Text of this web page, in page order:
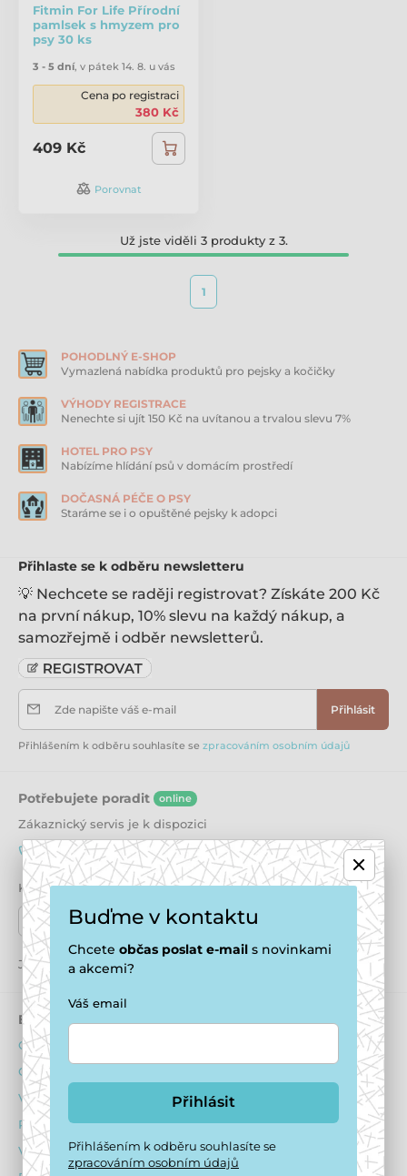
Fitmin For Life Přírodní
pamlsek s hmyzem pro
psy 30 ks
3 - 5 dní, v pátek 14. 8. u vás
Cena po registraci
380 Kč
409 Kč
Porovnat
Už jste viděli 3 produkty z 3.
1
POHODLNÝ E-SHOP
Vymazlená nabídka produktů pro pejsky a kočičky
VÝHODY REGISTRACE
Nenechte si ujít 150 Kč na uvítanou a trvalou slevu 7%
HOTEL PRO PSY
Nabízíme hlídání psů v domácím prostředí
DOČASNÁ PÉČE O PSY
Staráme se i o opuštěné pejsky k adopci
Přihlaste se k odběru newsletteru
💡 Nechcete se raději registrovat? Získáte 200 Kč
na první nákup, 10% slevu na každý nákup, a
samozřejmě i odběr newsletterů.
Zde napište váš e-mail Přihlásit
Přihlášením k odběru souhlasíte se zpracováním osobním údajů
Potřebujete poradit online
Zákaznický servis je k dispozici
+420 771 194 837
info@puppydaycare.cz
Kde nás najdete
Naše prodejny
Jsme také na: Youtube
E-shop
Obchodní podmínky
Ochrana osobních údajů
Výhody pro registrované
Reklamační řád
Vrácení zboží
Psí hotel
Dotazník před ubytováním
Obsazenost hotelu
Ceník
Buďme v kontaktu
Chcete občas poslat e-mail s novinkami
a akcemi?
Váš email
Přihlásit
Přihlášením k odběru souhlasíte se
zpracováním osobním údajů